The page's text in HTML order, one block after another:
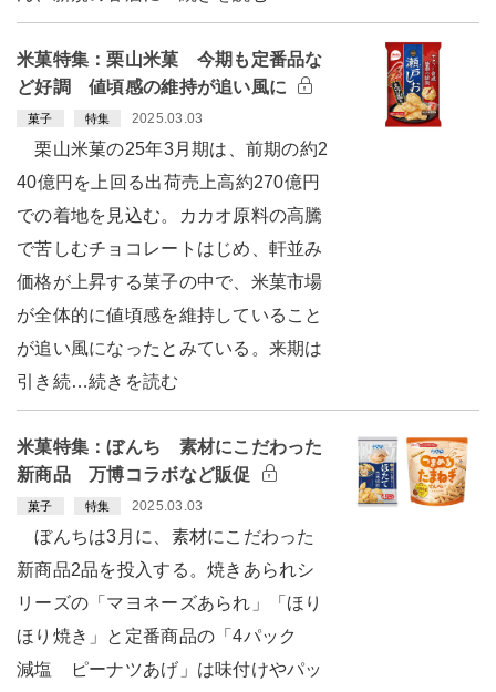
米菓特集：栗山米菓 今期も定番品な
ど好調 値頃感の維持が追い風に
菓子 特集 2025.03.03
栗山米菓の25年3月期は、前期の約2
40億円を上回る出荷売上高約270億円
での着地を見込む。カカオ原料の高騰
で苦しむチョコレートはじめ、軒並み
価格が上昇する菓子の中で、米菓市場
が全体的に値頃感を維持していること
が追い風になったとみている。来期は
引き続…続きを読む
米菓特集：ぼんち 素材にこだわった
新商品 万博コラボなど販促
菓子 特集 2025.03.03
ぼんちは3月に、素材にこだわった
新商品2品を投入する。焼きあられシ
リーズの「マヨネーズあられ」「ほり
ほり焼き」と定番商品の「4パック
減塩 ピーナツあげ」は味付けやパッ